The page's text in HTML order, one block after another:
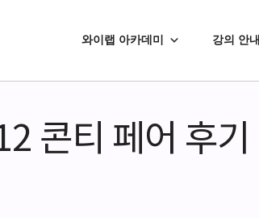
와이랩 아카데미 강의 안내
콘티 페어 후기